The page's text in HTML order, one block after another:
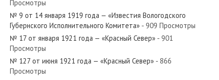
№ 125 от мая 1973 года — «Красный Север»
№ 4 от января 1978 года — «Красный Север»
Просмотры
№ 9 от 14 января 1919 года — «Известия Вологодского
Губернского Исполнительного Комитета» - 909 Просмотры
№ 17 от января 1921 года — «Красный Север» - 901
Просмотры
№ 127 от июня 1921 года — «Красный Север» - 866
Просмотры